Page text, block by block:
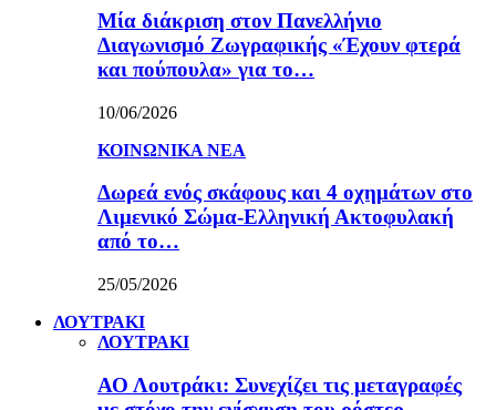
Μία διάκριση στον Πανελλήνιο
Διαγωνισμό Ζωγραφικής «Έχουν φτερά
και πούπουλα» για το…
10/06/2026
ΚΟΙΝΩΝΙΚΑ ΝΕΑ
Δωρεά ενός σκάφους και 4 οχημάτων στο
Λιμενικό Σώμα-Ελληνική Ακτοφυλακή
από το…
25/05/2026
ΛΟΥΤΡΑΚΙ
ΛΟΥΤΡΑΚΙ
ΑΟ Λουτράκι: Συνεχίζει τις μεταγραφές